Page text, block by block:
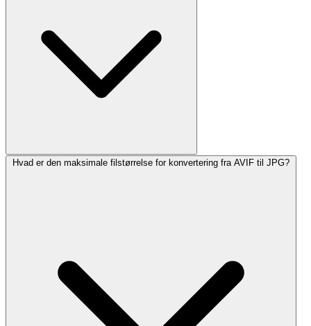
Hvad er den maksimale filstørrelse for konvertering fra AVIF til JPG?